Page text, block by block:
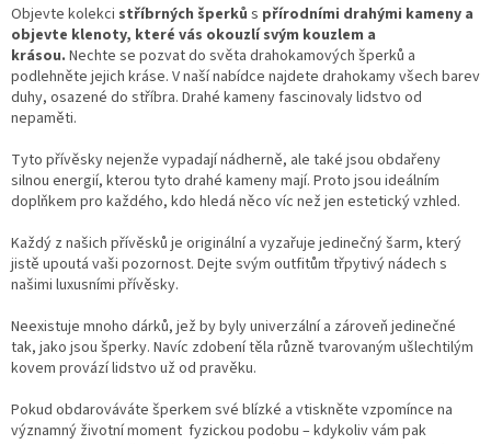
a
c
í
p
r
y
v
ý
i
s
v
á
n
í
Objevte kolekci stříbrných šperků s přírodními drahými kameny a
objevte klenoty, které vás okouzlí svým kouzlem a
krásou. Nechte se pozvat do světa drahokamových šperků a
podlehněte jejich kráse. V naší nabídce najdete drahokamy všech barev
duhy, osazené do stříbra. Drahé kameny fascinovaly lidstvo od
nepaměti.
Tyto přívěsky nejenže vypadají nádherně, ale také jsou obdařeny
silnou energií, kterou tyto drahé kameny mají. Proto jsou ideálním
doplňkem pro každého, kdo hledá něco víc než jen estetický vzhled.
Každý z našich přívěsků je originální a vyzařuje jedinečný šarm, který
jistě upoutá vaši pozornost. Dejte svým outfitům třpytivý nádech s
našimi luxusními přívěsky.
Neexistuje mnoho dárků, jež by byly univerzální a zároveň jedinečné
tak, jako jsou šperky. Navíc zdobení těla různě tvarovaným ušlechtilým
kovem provází lidstvo už od pravěku.
Pokud obdarováváte šperkem své blízké a vtiskněte vzpomínce na
významný životní moment fyzickou podobu – kdykoliv vám pak